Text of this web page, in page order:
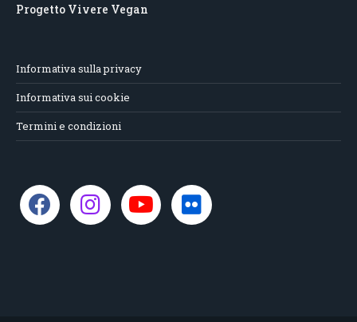
Progetto Vivere Vegan
Informativa sulla privacy
Informativa sui cookie
Termini e condizioni